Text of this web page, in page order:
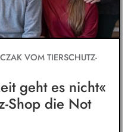
VOM TIERSCHUTZ-
geht es nicht«
Shop die Not